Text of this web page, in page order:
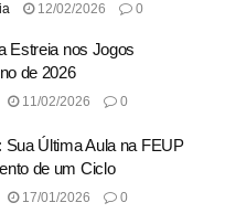
12/02/2026 0
Estreia nos Jogos
de 2026
11/02/2026 0
Última Aula na FEUP
de um Ciclo
17/01/2026 0